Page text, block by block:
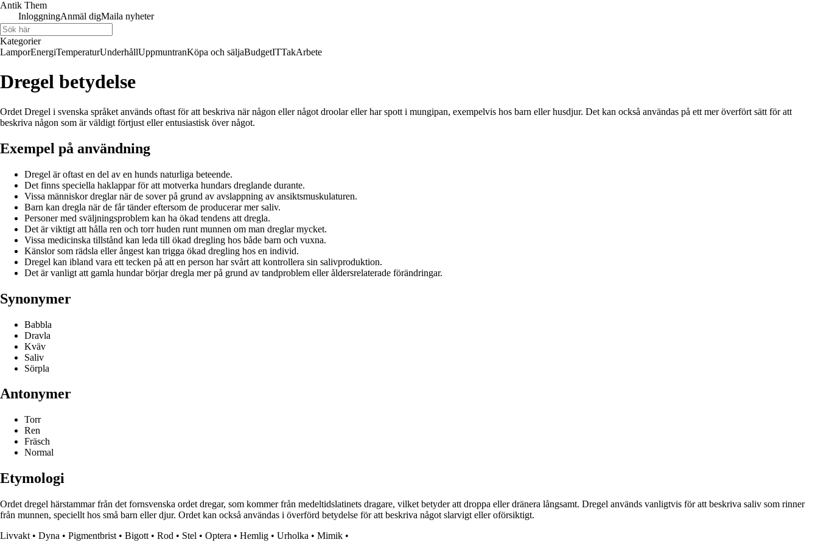
Antik Them
InloggningAnmäl digMaila nyheter
Kategorier
LamporEnergiTemperaturUnderhållUppmuntranKöpa och säljaBudgetITTakArbete
Dregel betydelse
Ordet Dregel i svenska språket används oftast för att beskriva när någon eller något droolar eller har spott i mungipan, exempelvis hos barn eller husdjur. Det kan också användas på ett mer överfört sätt för att
beskriva någon som är väldigt förtjust eller entusiastisk över något.
Exempel på användning
Dregel är oftast en del av en hunds naturliga beteende.
Det finns speciella haklappar för att motverka hundars dreglande durante.
Vissa människor dreglar när de sover på grund av avslappning av ansiktsmuskulaturen.
Barn kan dregla när de får tänder eftersom de producerar mer saliv.
Personer med sväljningsproblem kan ha ökad tendens att dregla.
Det är viktigt att hålla ren och torr huden runt munnen om man dreglar mycket.
Vissa medicinska tillstånd kan leda till ökad dregling hos både barn och vuxna.
Känslor som rädsla eller ångest kan trigga ökad dregling hos en individ.
Dregel kan ibland vara ett tecken på att en person har svårt att kontrollera sin salivproduktion.
Det är vanligt att gamla hundar börjar dregla mer på grund av tandproblem eller åldersrelaterade förändringar.
Synonymer
Babbla
Dravla
Kväv
Saliv
Sörpla
Antonymer
Torr
Ren
Fräsch
Normal
Etymologi
Ordet dregel härstammar från det fornsvenska ordet dregar, som kommer från medeltidslatinets dragare, vilket betyder att droppa eller dränera långsamt. Dregel används vanligtvis för att beskriva saliv som rinner
från munnen, speciellt hos små barn eller djur. Ordet kan också användas i överförd betydelse för att beskriva något slarvigt eller oförsiktigt.
Livvakt • Dyna • Pigmentbrist • Bigott • Rod • Stel • Optera • Hemlig • Urholka • Mimik •